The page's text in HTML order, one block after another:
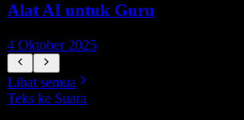
Alat AI untuk Guru
4 Oktober 2025
Lihat semua
Teks ke Suara